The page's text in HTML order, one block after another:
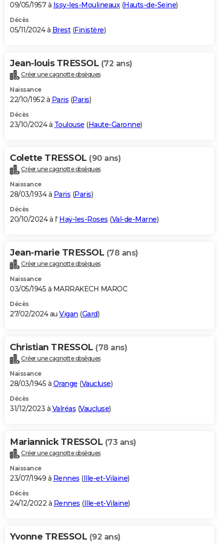
09/05/1957 à Issy-les-Moulineaux(Hauts-de-Seine)
Décès
05/11/2024 à Brest(Finistère)
Jean-louis TRESSOL (72 ans)
Créer une cagnotte obsèques
Naissance
22/10/1952 à Paris (Paris)
Décès
23/10/2024 à Toulouse (Haute-Garonne)
Colette TRESSOL (90 ans)
Créer une cagnotte obsèques
Naissance
28/03/1934 à Paris (Paris)
Décès
20/10/2024 à l' Haÿ-les-Roses (Val-de-Marne)
Jean-marie TRESSOL (78 ans)
Créer une cagnotte obsèques
Naissance
03/05/1945 à MARRAKECH MAROC
Décès
27/02/2024 au Vigan (Gard)
Christian TRESSOL (78 ans)
Créer une cagnotte obsèques
Naissance
28/03/1945 à Orange (Vaucluse)
Décès
31/12/2023 à Valréas (Vaucluse)
Mariannick TRESSOL (73 ans)
Créer une cagnotte obsèques
Naissance
23/07/1949 à Rennes (Ille-et-Vilaine)
Décès
24/12/2022 à Rennes (Ille-et-Vilaine)
Yvonne TRESSOL (92 ans)